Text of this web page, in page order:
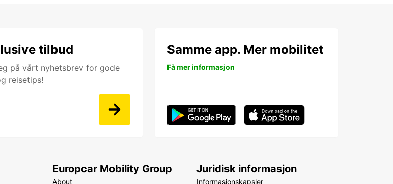
tilbud
på vårt nyhetsbrev for gode
reisetips!
Samme app. Mer mobilitet
Få mer informasjon
Europcar Mobility Group
About
Juridisk informasjon
Informasjonskapsler